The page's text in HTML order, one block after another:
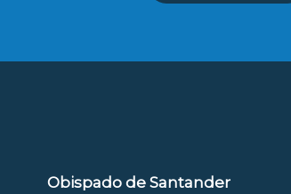
Obispado de Santander